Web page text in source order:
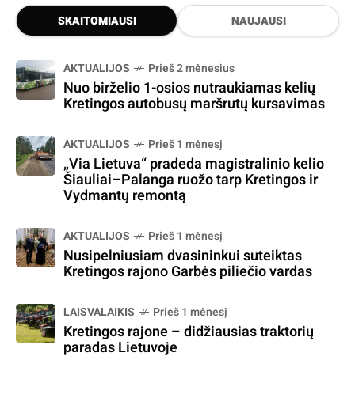
SKAITOMIAUSI NAUJAUSI
AKTUALIJOS Prieš 2 mėnesius
Nuo birželio 1-osios nutraukiamas kelių
Kretingos autobusų maršrutų kursavimas
AKTUALIJOS Prieš 1 mėnesį
„Via Lietuva“ pradeda magistralinio kelio
Šiauliai–Palanga ruožo tarp Kretingos ir
Vydmantų remontą
AKTUALIJOS Prieš 1 mėnesį
Nusipelniusiam dvasininkui suteiktas
Kretingos rajono Garbės piliečio vardas
LAISVALAIKIS Prieš 1 mėnesį
Kretingos rajone – didžiausias traktorių
paradas Lietuvoje